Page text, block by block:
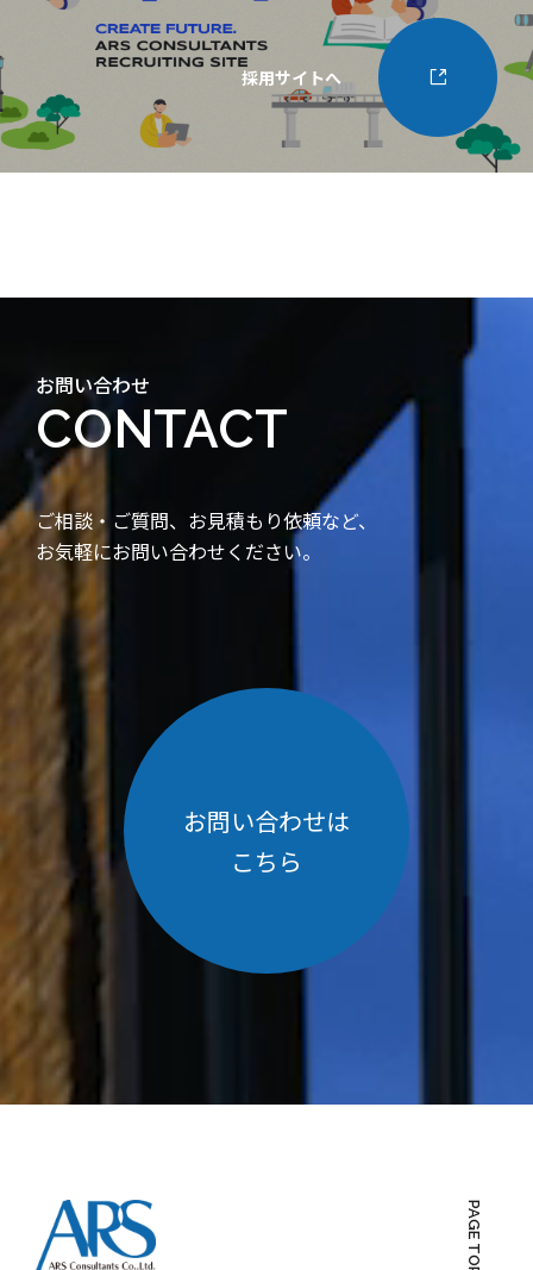
採用サイトへ
お問い合わせ
CONTACT
ご相談・ご質問、お見積もり依頼など、
お気軽にお問い合わせください。
お問い合わせは
こちら
PAGE TOP